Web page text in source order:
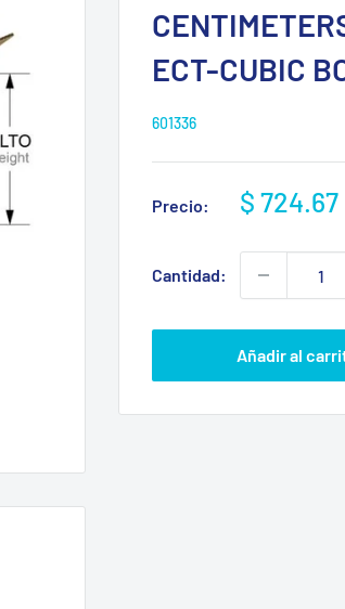
ECT-CUBIC
601336
Precio:
Precio
venta
$ 724.67
Cantidad:
Añadir al